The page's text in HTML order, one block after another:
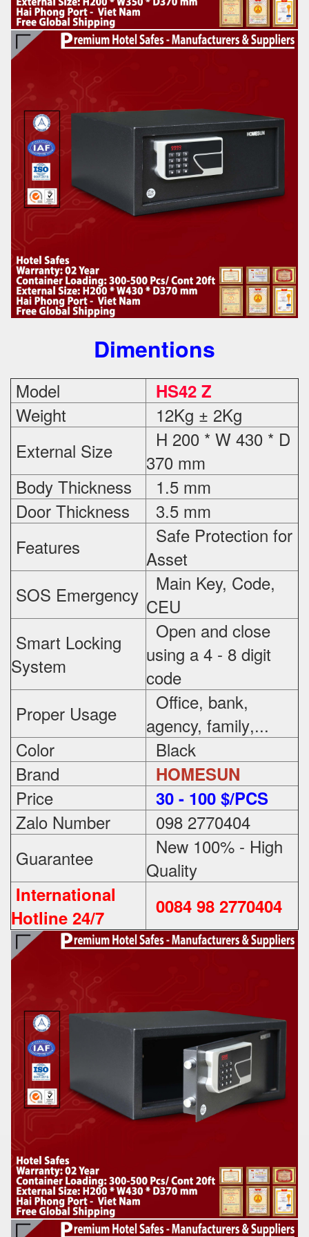
Dimentions
Model HS42 Z
Weight
12Kg ± 2Kg
External Size
H 200 * W 430 * D
370 mm
Body Thickness
1.5 mm
Door Thickness
3.5 mm
Features
Safe Protection for
Asset
SOS Emergency
Main Key, Code,
CEU
Smart Locking
System
Open and close
using a 4 - 8 digit
code
Proper Usage
Office, bank,
agency, family,...
Color
Black
Brand
HOMESUN
Price 30 - 100 $/PCS
Zalo Number
098 2770404
Guarantee
New 100% - High
Quality
International
Hotline 24/7
0084 98 2770404